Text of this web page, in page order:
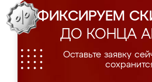
ФИКСИРУЕМ
ДО КОНЦА
Оставьте заявку